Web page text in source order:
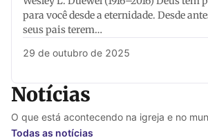
para você desde a eternidade. Desde
seus pais terem…
29 de outubro de 2025
Notícias
O que está acontecendo na igreja e no
Todas as notícias